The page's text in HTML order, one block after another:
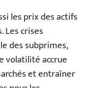
les prix des actifs
Les crises
des subprimes,
volatilité accrue
et entraîner